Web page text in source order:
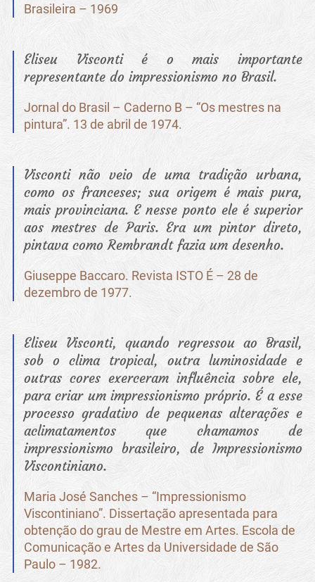
Brasileira – 1969
Eliseu Visconti é o mais importante
representante do impressionismo no Brasil.
Jornal do Brasil – Caderno B – “Os mestres na
pintura”. 13 de abril de 1974.
Visconti não veio de uma tradição urbana,
como os franceses; sua origem é mais pura,
mais provinciana. E nesse ponto ele é superior
aos mestres de Paris. Era um pintor direto,
pintava como Rembrandt fazia um desenho.
Giuseppe Baccaro. Revista ISTO É – 28 de
dezembro de 1977.
Eliseu Visconti, quando regressou ao Brasil,
sob o clima tropical, outra luminosidade e
outras cores exerceram influência sobre ele,
para criar um impressionismo próprio. É a esse
processo gradativo de pequenas alterações e
aclimatamentos que chamamos de
impressionismo brasileiro, de Impressionismo
Viscontiniano.
Maria José Sanches – “Impressionismo
Viscontiniano”. Dissertação apresentada para
obtenção do grau de Mestre em Artes. Escola de
Comunicação e Artes da Universidade de São
Paulo – 1982.